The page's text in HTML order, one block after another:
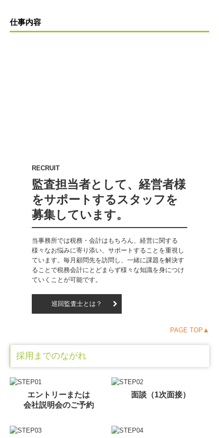
仕事内容
RECRUIT
監査担当者として、経営者様
をサポートするスタッフを
募集しています。
当事務所では税務・会計はもちろん、経営に関する
様々なお悩みに寄り添い、サポートすることを重視し
ています。毎月顧問先を訪問し、一緒に課題を解決す
ることで税務会計にとどまらず様々な知識を身につけ
ていくことが可能です。
巡回監査士とは？
PAGE TOP▲
採用までのながれ
エントリーまたは
会社説明会のご予約
面談（1次面接）